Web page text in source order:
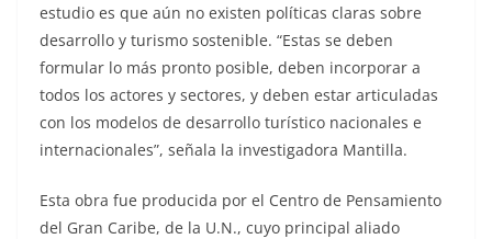
estudio es que aún no existen políticas claras sobre
desarrollo y turismo sostenible. “Estas se deben
formular lo más pronto posible, deben incorporar a
todos los actores y sectores, y deben estar articuladas
con los modelos de desarrollo turístico nacionales e
internacionales”, señala la investigadora Mantilla.
Esta obra fue producida por el Centro de Pensamiento
del Gran Caribe, de la U.N., cuyo principal aliado